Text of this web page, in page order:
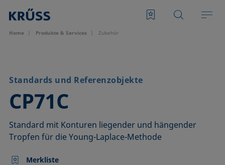
Home Produkte & Services Zubehör
Standards und Referenzobjekte
CP71C
–
Standard mit Konturen liegender und hängender
Tropfen für die Young-Laplace-Methode
Merkliste